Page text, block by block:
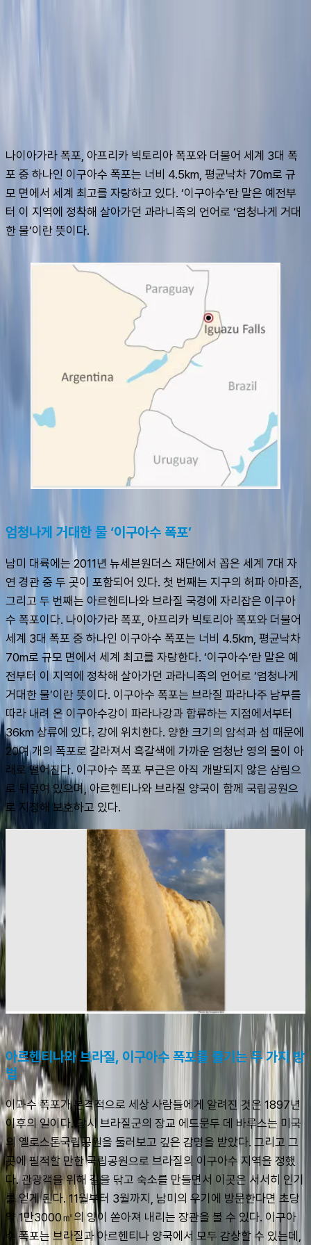
나이아가라 폭포, 아프리카 빅토리아 폭포와 더불어 세계 3대 폭
포 중 하나인 이구아수 폭포는 너비 4.5km, 평균낙차 70m로 규
모 면에서 세계 최고를 자랑하고 있다. ‘이구아수’란 말은 예전부
터 이 지역에 정착해 살아가던 과라니족의 언어로 ‘엄청나게 거대
한 물’이란 뜻이다.
엄청나게 거대한 물 ‘이구아수 폭포’
남미 대륙에는 2011년 뉴세븐원더스 재단에서 꼽은 세계 7대 자
연 경관 중 두 곳이 포함되어 있다. 첫 번째는 지구의 허파 아마존,
그리고 두 번째는 아르헨티나와 브라질 국경에 자리잡은 이구아
수 폭포이다. 나이아가라 폭포, 아프리카 빅토리아 폭포와 더불어
세계 3대 폭포 중 하나인 이구아수 폭포는 너비 4.5km, 평균낙차
70m로 규모 면에서 세계 최고를 자랑한다. ‘이구아수’란 말은 예
전부터 이 지역에 정착해 살아가던 과라니족의 언어로 ‘엄청나게
거대한 물’이란 뜻이다. 이구아수 폭포는 브라질 파라나주 남부를
따라 내려 온 이구아수강이 파라나강과 합류하는 지점에서부터
36km 상류에 있다. 강에 위치한다. 양한 크기의 암석과 섬 때문에
20여 개의 폭포로 갈라져서 흑갈색에 가까운 엄청난 영의 물이 아
래로 떨어진다. 이구아수 폭포 부근은 아직 개발되지 않은 삼림으
로 뒤덮여 있으며, 아르헨티나와 브라질 양국이 함께 국립공원으
로 지정해 보호하고 있다.
아르헨티나와 브라질, 이구아수 폭포를 즐기는 두 가지 방
법
이과수 폭포가 본격적으로 세상 사람들에게 알려진 것은 1897년
이후의 일이다. 당시 브라질군의 장교 에드문두 데 바루스는 미국
의 옐로스톤국립공원을 둘러보고 깊은 감명을 받았다. 그리고 그
곳에 필적할 만한 국립공원으로 브라질의 이구아수 지역을 정했
다. 관광객을 위해 길을 닦고 숙소를 만들면서 이곳은 서서히 인기
를 얻게 된다. 11월부터 3월까지, 남미의 우기에 방문한다면 초당
약 1만3000㎥의 양이 쏟아져 내리는 장관을 볼 수 있다. 이구아
수 폭포는 브라질과 아르헨티나 양국에서 모두 감상할 수 있는데,